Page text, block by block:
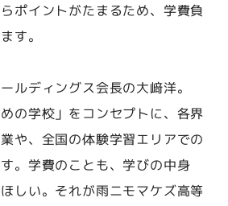
ポイントがたまるため、学費負
す。
ルディングス会長の大﨑洋。
の学校」をコンセプトに、各界
や、全国の体験学習エリアでの
。学費のことも、学びの中身
しい。それが雨ニモマケズ高等